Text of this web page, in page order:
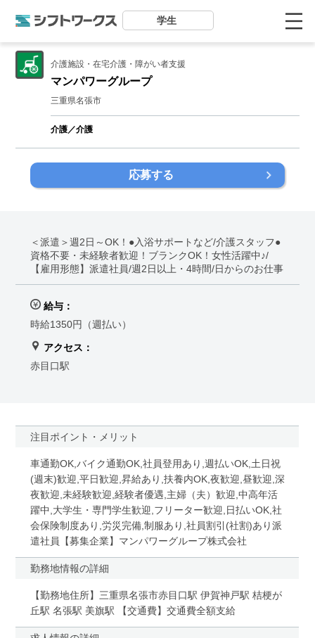
学生
介護施設・在宅介護・障がい者支援
マンパワーグループ
三重県名張市
介護／介護
応募する
＜派遣＞週2日～OK！●入浴サポートなど/介護スタッフ●
資格不要・未経験者歓迎！ブランクOK！女性活躍中♪/
【雇用形態】派遣社員/週2日以上・4時間/日からのお仕事
給与：
時給1350円（週払い）
アクセス：
赤目口駅
注目ポイント・メリット
車通勤OK,バイク通勤OK,社員登用あり,週払いOK,土日祝
(週末)歓迎,平日歓迎,昇給あり,扶養内OK,夜歓迎,昼歓迎,深
夜歓迎,未経験歓迎,経験者優遇,主婦（夫）歓迎,中高年活
躍中,大学生・専門学生歓迎,フリーター歓迎,日払いOK,社
会保険制度あり,労災完備,制服あり,社員割引(社割)あり派
遣社員【募集企業】マンパワーグループ株式会社
勤務地情報の詳細
【勤務地住所】三重県名張市赤目口駅 伊賀神戸駅 桔梗が
丘駅 名張駅 美旗駅 【交通費】交通費全額支給